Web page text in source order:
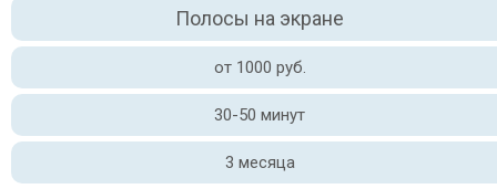
Полосы на экране
от 1000 руб.
30-50 минут
3 месяца